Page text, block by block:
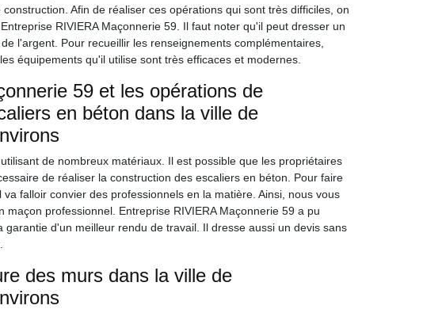
Afin de réaliser ces opérations qui sont très difficiles, on
RIVIERA Maçonnerie 59. Il faut noter qu'il peut dresser un
l'argent. Pour recueillir les renseignements complémentaires,
équipements qu'il utilise sont très efficaces et modernes.
59 et les opérations de
en béton dans la ville de
de nombreux matériaux. Il est possible que les propriétaires
de réaliser la construction des escaliers en béton. Pour faire
falloir convier des professionnels en la matière. Ainsi, nous vous
maçon professionnel. Entreprise RIVIERA Maçonnerie 59 a pu
d'un meilleur rendu de travail. Il dresse aussi un devis sans
des murs dans la ville de